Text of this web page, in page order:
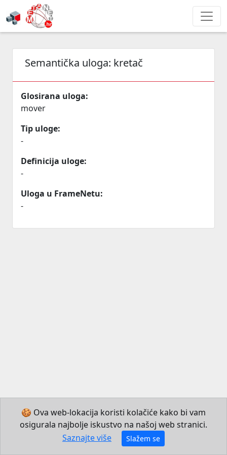
Semantička uloga: kretač
Glosirana uloga:
mover
Tip uloge:
-
Definicija uloge:
-
Uloga u FrameNetu:
-
🍪 Ova web-lokacija koristi kolačiće kako bi vam
osigurala najbolje iskustvo na našoj web stranici.
Saznajte više
Slažem se
© 2026 Institut za hrvatski jezik i jezikoslovlje
Izradio JB Mechatronics